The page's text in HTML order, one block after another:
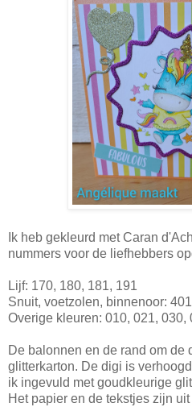
Ik heb gekleurd met Caran
nummers voor de liefhebbers
Lijf: 170, 180, 181, 191
Snuit, voetzolen, binnenoor:
Overige kleuren: 010, 021, 030,
De balonnen en de rand om de
glitterkarton. De digi is
ik ingevuld met goudkleurige
Het papier en de tekstjes zijn